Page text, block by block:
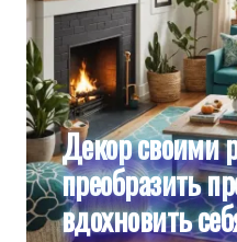
Декор своими
преобразить
вдохновить